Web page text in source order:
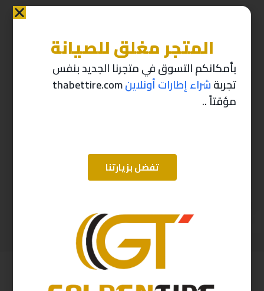
منتجات ذات صله
ر.س ( شامل الضريبة )
-10%
305ر.س 274
المتجر مغلق للصيانة
بأمكانكم التسوق في متجرنا الجديد بنفس
تجربةشراء إطارات أونلاينthabettire.com
مؤقتاً ..
تفضل بزيارتنا